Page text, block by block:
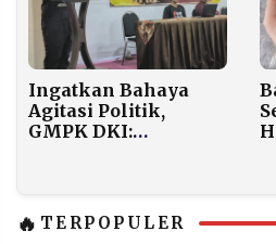
Ingatkan Bahaya
Agitasi Politik,
GMPK DKI:
🔥 TERPOPULER